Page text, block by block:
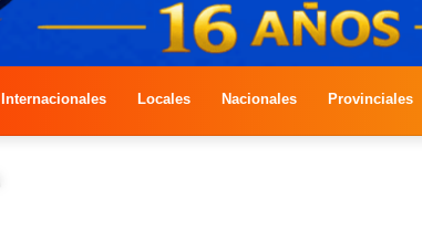
Internacionales Locales Nacionales Provinciales